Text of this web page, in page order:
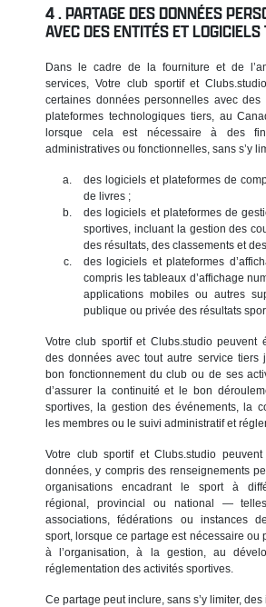
PARTAGE DES DONNÉES
AVEC DES ENTITÉS ET LOGICIELS
Dans le cadre de la fourniture et de
services, Votre club sportif et
certaines données personnelles avec
plateformes technologiques tiers, au
lorsque cela est nécessaire à des
administratives ou fonctionnelles, sans s’y
des logiciels et plateformes de
de livres ;
des logiciels et plateformes de
sportives, incluant la gestion des
des résultats, des classements et
des logiciels et plateformes
compris les tableaux d’affichage
applications mobiles ou autres
publique ou privée des résultats
Votre club sportif et Clubs.studio peuvent
des données avec tout autre service tiers
bon fonctionnement du club ou de ses
d’assurer la continuité et le bon
sportives, la gestion des événements, la
les membres ou le suivi administratif et
Votre club sportif et Clubs.studio
données, y compris des renseignements
organisations encadrant le sport à
régional, provincial ou national —
associations, fédérations ou instances
sport, lorsque ce partage est nécessaire ou
à l’organisation, à la gestion, au
réglementation des activités sportives.
Ce partage peut inclure, sans s’y limiter,